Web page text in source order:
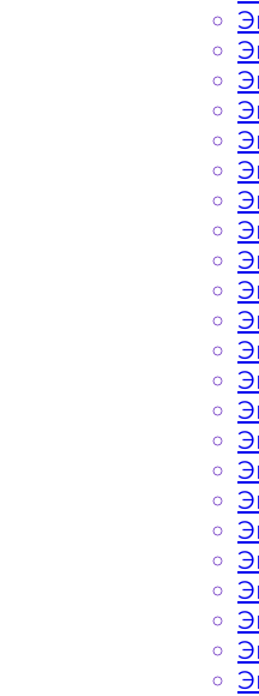
Расчет
конкретном
порадовать
и гостей
На
Габариты,
Заказанный
платформой
Маршрут от
передач